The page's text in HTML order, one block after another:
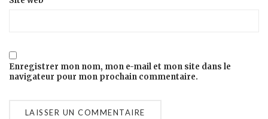
Enregistrer mon nom, mon e-mail et mon site dans le
navigateur pour mon prochain commentaire.